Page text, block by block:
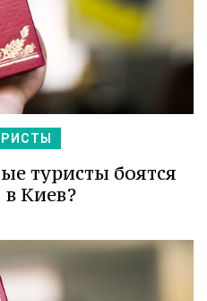
туристы боятся
в Киев?